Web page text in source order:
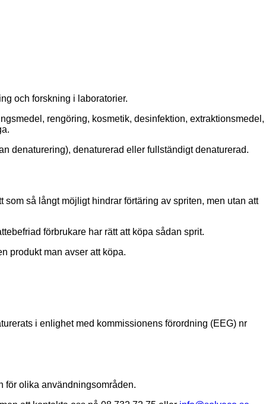
och forskning i laboratorier.
rengöring, kosmetik, desinfektion, extraktionsmedel,
denaturering), denaturerad eller fullständigt denaturerad.
så långt möjligt hindrar förtäring av spriten, men utan att
förbrukare har rätt att köpa sådan sprit.
produkt man avser att köpa.
i enlighet med kommissionens förordning (EEG) nr
för olika användningsområden.